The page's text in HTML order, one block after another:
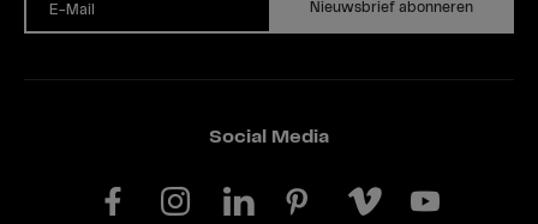
E-Mail Nieuwsbrief abonneren
Social Media